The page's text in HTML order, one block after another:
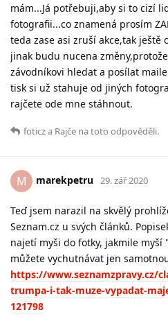
mám...Já potřebuji,aby si to cizí
fotografii...co znamená prosím
teda zase asi zruší akce,tak ještě
jinak budu nucena
závodníkovi hledat a posílat
tisk si už stahuje od jiných
rajčete ode mne stáhnout.
foticza Rajče na toto odpověděli.
M marekpetru 29. zář 2020
Teď jsem narazil na skvělý
Seznam.cz u svých článků.
najetí myši do fotky, jakmile
můžete vychutnávat jen
https://www.seznamzpravy.cz/
trumpa-i-tak-muze-vypadat-
121798